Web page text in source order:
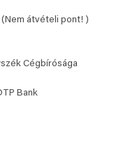
(Nem átvételi pont! )
Cégbírósága
Bank